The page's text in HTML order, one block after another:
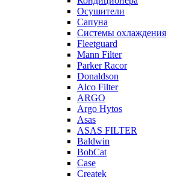
Осушители
Сапуна
Системы охлаждения
Fleetguard
Mann Filter
Parker Racor
Donaldson
Alco Filter
ARGO
Argo Hytos
Asas
ASAS FILTER
Baldwin
BobCat
Case
Createk